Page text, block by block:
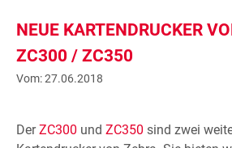
NEUE KARTENDRUCKER
ZC300 / ZC350
Vom: 27.06.2018
DerZC300 und ZC350 sind zwei